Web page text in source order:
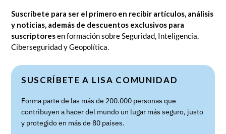
Suscríbete para ser el primero en recibir artículos, análisis
y noticias, además de descuentos exclusivos para
suscriptoresen formación sobre Seguridad, Inteligencia,
Ciberseguridad y Geopolítica.
SUSCRÍBETE A LISA COMUNIDAD
Forma parte de las más de 200.000 personas que
contribuyen a hacer del mundo un lugar más seguro, justo
y protegido en más de 80 países.